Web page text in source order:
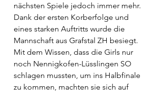
nächsten Spiele jedoch immer mehr.
Dank der ersten Korberfolge und
eines starken Auftritts wurde die
Mannschaft aus Grafstal ZH besiegt.
Mit dem Wissen, dass die Girls nur
noch Nennigkofen-Lüsslingen SO
schlagen mussten, um ins Halbfinale
zu kommen, machten sie sich auf